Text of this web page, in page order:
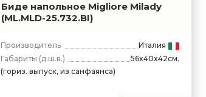
Биде напольное Migliore Milady
(ML.MLD-25.732.BI)
Производитель
Италия
Габариты (д.ш.в.)
56x40x42см.
(гориз. выпуск, из санфаянса)